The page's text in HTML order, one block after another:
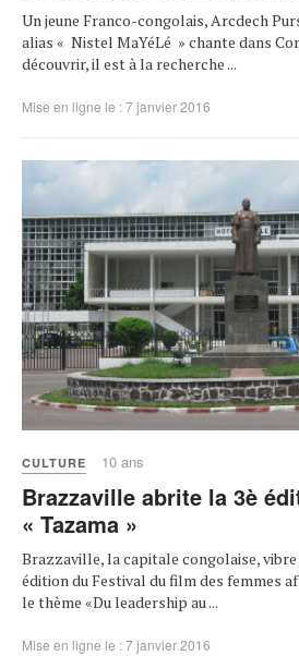
Un jeune Franco-congolais, Arcdech
alias « Nistel MaYéLé » chante dans
découvrir, il est à la recherche ...
Mise en ligne le : 7 janvier 2016
CULTURE 10 ans
Brazzaville abrite la 3è
« Tazama »
Brazzaville, la capitale congolaise, vibre
édition du Festival du film des femmes
le thème «Du leadership au ...
Mise en ligne le : 7 janvier 2016